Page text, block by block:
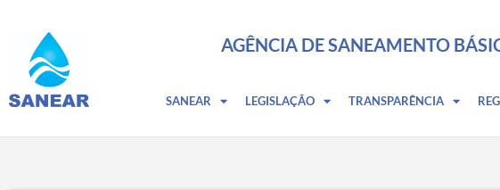
AGÊNCIA DE SANEAMENTO
SANEAR LEGISLAÇÃO TRANSPARÊNCIA